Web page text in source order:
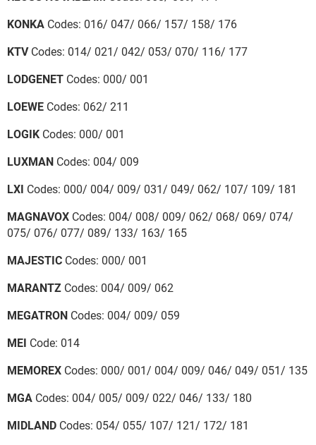
KONKA Codes: 016/ 047/ 066/ 157/ 158/ 176
KTVCodes: 014/ 021/ 042/ 053/ 070/ 116/ 177
LODGENET Codes: 000/ 001
LOEWE Codes: 062/ 211
LOGIK Codes: 000/ 001
LUXMAN Codes: 004/ 009
LXI Codes: 000/ 004/ 009/ 031/ 049/ 062/ 107/ 109/ 181
MAGNAVOX Codes: 004/ 008/ 009/ 062/ 068/ 069/ 074/
075/ 076/ 077/ 089/ 133/ 163/ 165
MAJESTIC Codes: 000/ 001
MARANTZ Codes: 004/ 009/ 062
MEGATRON Codes: 004/ 009/ 059
MEI Code: 014
MEMOREX Codes: 000/ 001/ 004/ 009/ 046/ 049/ 051/ 135
MGA Codes: 004/ 005/ 009/ 022/ 046/ 133/ 180
MIDLAND Codes: 054/ 055/ 107/ 121/ 172/ 181